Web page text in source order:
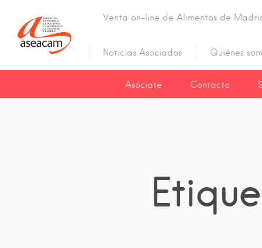
Venta on-line de Alimentos de
Noticias Asociados Quiénes
Asóciate Contacto